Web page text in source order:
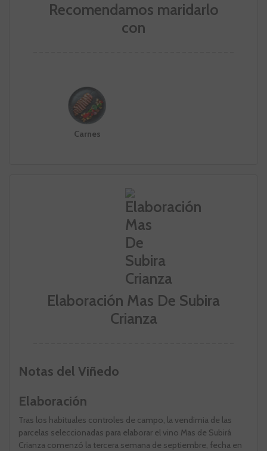
Recomendamos maridarlo
con
Carnes
Elaboración Mas De Subira
Crianza
Notas del Viñedo
Elaboración
Tras los habituales controles de campo, la vendimia de las
parcelas seleccionadas para elaborar el vino Mas de Subirá
Crianza comenzó la tercera semana de septiembre, fecha en